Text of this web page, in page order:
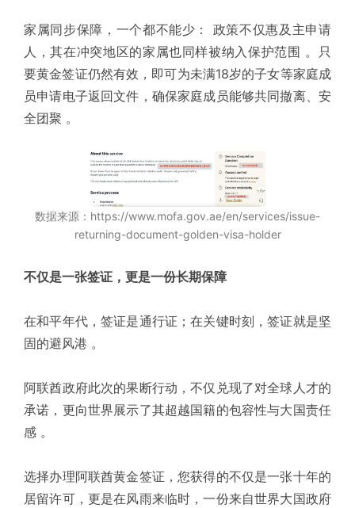
家属同步保障，一个都不能少： 政策不仅惠及主申请
人，其在冲突地区的家属也同样被纳入保护范围 。只
要黄金签证仍然有效，即可为未满18岁的子女等家庭成
员申请电子返回文件，确保家庭成员能够共同撤离、安
全团聚 。
数据来源：https://www.mofa.gov.ae/en/services/issue-
returning-document-golden-visa-holder
不仅是一张签证，更是一份长期保障
在和平年代，签证是通行证；在关键时刻，签证就是坚
固的避风港 。
阿联酋政府此次的果断行动，不仅兑现了对全球人才的
承诺，更向世界展示了其超越国籍的包容性与大国责任
感 。
选择办理阿联酋黄金签证，您获得的不仅是一张十年的
居留许可，更是在风雨来临时，一份来自世界大国政府